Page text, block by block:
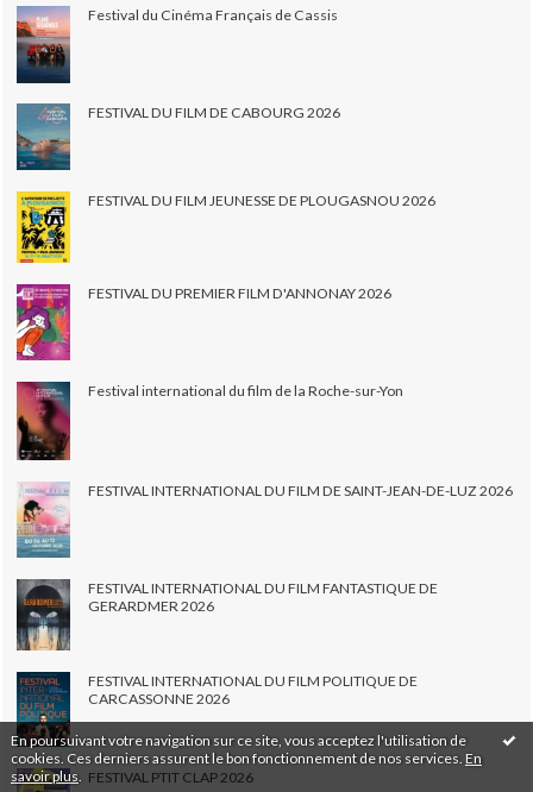
En poursuivant votre navigation sur ce site, vous acceptez l'utilisation de
cookies. Ces derniers assurent le bon fonctionnement de nos services. En
savoir plus
Festival du Cinéma Français de Cassis
FESTIVAL DU FILM DE CABOURG 2026
FESTIVAL DU FILM JEUNESSE DE PLOUGASNOU 2026
FESTIVAL DU PREMIER FILM D'ANNONAY 2026
Festival international du film de la Roche-sur-Yon
FESTIVAL INTERNATIONAL DU FILM DE SAINT-JEAN-DE-LUZ 2026
FESTIVAL INTERNATIONAL DU FILM FANTASTIQUE DE
GERARDMER 2026
FESTIVAL INTERNATIONAL DU FILM POLITIQUE DE
CARCASSONNE 2026
FESTIVAL PTIT CLAP 2026